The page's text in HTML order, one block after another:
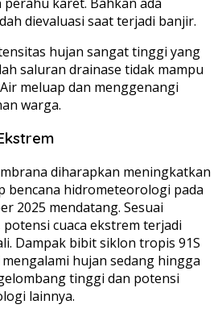
dievaluasi saat terjadi banjir.
hujan sangat tinggi yang
saluran drainase tidak mampu
meluap dan menggenangi
warga.
diharapkan meningkatkan
bencana hidrometeorologi pada
2025 mendatang. Sesuai
cuaca ekstrem terjadi
Dampak bibit siklon tropis 91S
hujan sedang hingga
tinggi dan potensi
lainnya.